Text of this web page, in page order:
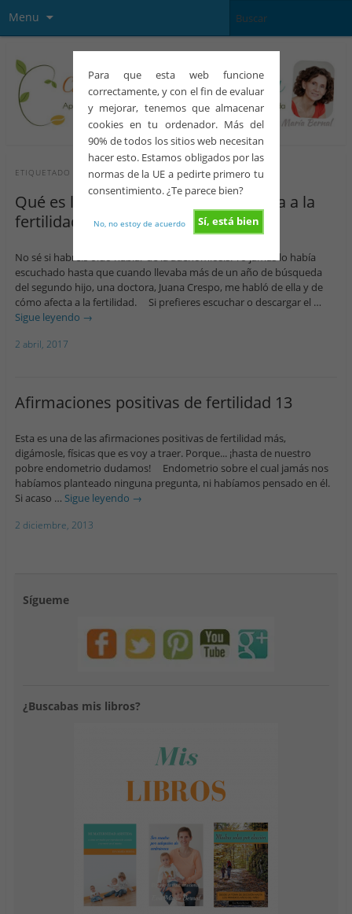
Para que esta web funcione
correctamente, y con el fin de evaluar
y mejorar, tenemos que almacenar
cookies en tu ordenador. Más del
90% de todos los sitios web necesitan
hacer esto. Estamos obligados por las
normas de la UE a pedirte primero tu
consentimiento. ¿Te parece bien?
Sí, está bien
No, no estoy de acuerdo
Menu
ETIQUETADO CONENDOMETRIO
Qué es la adenomiosis y cómo afecta a la
fertilidad
No sé si habréis oído hablar de la adenomiosis. Yo jamás lo había
escuchado hasta que cuando llevaba más de un año de búsqueda
del segundo hijo, una doctora, Juana Crespo, me habló de ella y de
cómo afecta a la fertilidad. Si prefieres escuchar o descargar el …
Sigue leyendo →
2 abril, 2017
Afirmaciones positivas de fertilidad 13
Esta es una de las afirmaciones positivas de fertilidad más,
digámosle, físicas que es voy a traer. Porque... ¡hasta de nuestro
pobre endometrio dudamos! Endometrio sobre el cual jamás nos
habíamos planteado ninguna pregunta, ni habíamos pensado en él.
Si acaso … Sigue leyendo →
2 diciembre, 2013
Sígueme
¿Buscabas mis libros?